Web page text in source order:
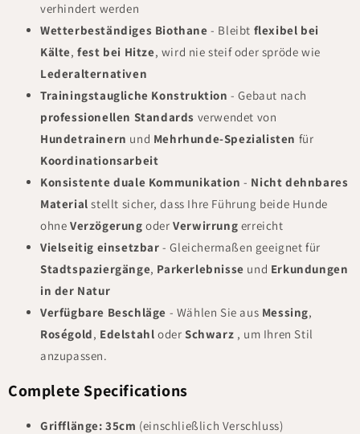
verhindert werden
Wetterbeständiges Biothane - Bleibt flexibel bei
Kälte, fest bei Hitze, wird nie steif oder spröde wie
Lederalternativen
Trainingstaugliche Konstruktion - Gebaut nach
professionellen Standards verwendet von
Hundetrainern und Mehrhunde-Spezialisten für
Koordinationsarbeit
Konsistente duale Kommunikation - Nicht dehnbares
Material stellt sicher, dass Ihre Führung beide Hunde
ohne Verzögerung oder Verwirrung erreicht
Vielseitig einsetzbar - Gleichermaßen geeignet für
Stadtspaziergänge, Parkerlebnisse und Erkundungen
in der Natur
Verfügbare Beschläge - Wählen Sie aus Messing,
Roségold, Edelstahl oder Schwarz , um Ihren Stil
anzupassen.
Complete Specifications
Grifflänge: 35cm (einschließlich Verschluss)